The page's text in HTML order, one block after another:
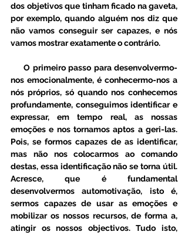
dos objetivos que tinham ficado na gaveta,
por exemplo, quando alguém nos diz que
não vamos conseguir ser capazes, e nós
vamos mostrar exatamente o contrário.
     O primeiro passo para desenvolvermo-
nos emocionalmente, é conhecermo-nos a
nós próprios, só quando nos conhecemos
profundamente, conseguimos identificar e
expressar, em tempo real, as nossas
emoções e nos tornamos aptos a geri-las.
Pois, se formos capazes de as identificar,
mas não nos colocarmos ao comando
destas, essa identificação não se torna útil.
Acresce, que é fundamental
desenvolvermos automotivação, isto é,
sermos capazes de usar as emoções e
mobilizar os nossos recursos, de forma a,
atingir os nossos objectivos. Tudo isto,